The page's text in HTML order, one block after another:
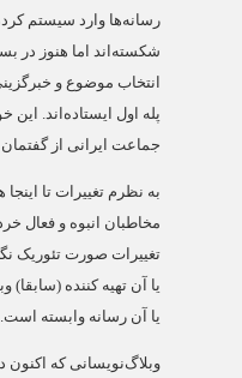
رسانه‌ها وارد سیستم
شکسته‌اند اما هنوز در
انتخاب موضوع و
پله اول ایستاده‌اند.
جماعت ایرانی از
به نظرم تغییرات تا
مخاطبان انبوه و فعال
تغییرات صورت تئوریک
یا آن تهیه کننده (سابقا)
یا آن رسانه وابسته است.
وبلاگ‌نویسانی که اکنون